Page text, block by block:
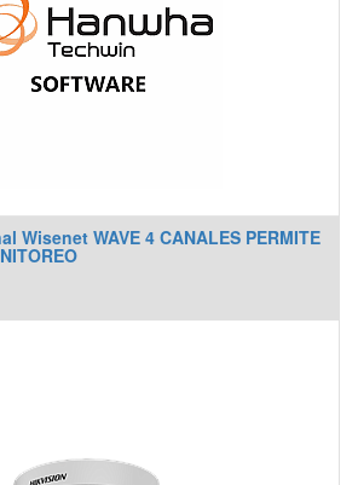
Wisenet WAVE 4 CANALES PERMITE